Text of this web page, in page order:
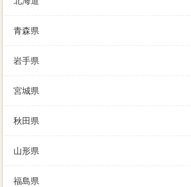
青森県
岩手県
宮城県
秋田県
山形県
福島県